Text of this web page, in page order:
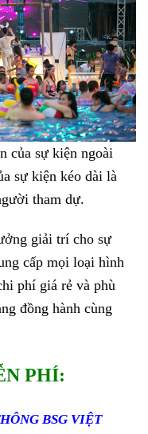
của sự kiện ngoài
sự kiện kéo dài là
tham dự.
giải trí cho sự
cấp mọi loại hình
phí giá rẻ và phù
đồng hành cùng
PHÍ:
BSG VIỆT